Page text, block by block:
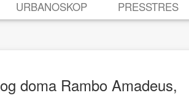
URBANOSKOP PRESSTRES
doma Rambo Amadeus,